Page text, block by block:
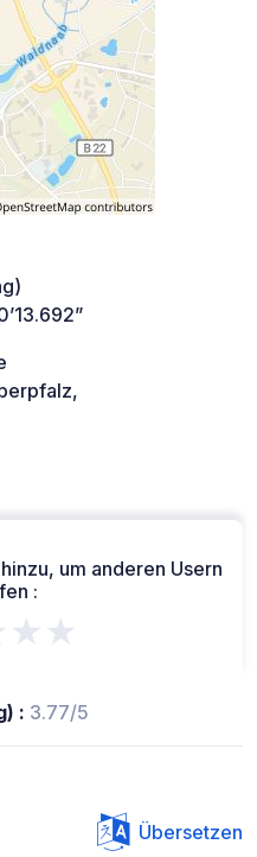
um anderen Usern
:
: 3.77/5
Übersetzen